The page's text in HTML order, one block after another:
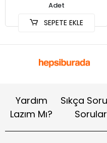
Adet
SEPETE EKLE
Yardım
Lazım Mı?
Sıkça
Sorular